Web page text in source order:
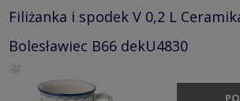
Filiżanka i spodek V 0,2 L
Bolesławiec B66 dekU4830